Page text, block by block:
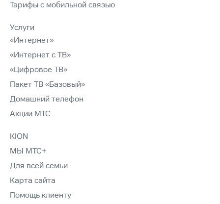
Тарифы с мобильной связью
Услуги
«Интернет»
«Интернет с ТВ»
«Цифровое ТВ»
Пакет ТВ «Базовый»
Домашний телефон
Акции МТС
KION
МЫ МТС+
Для всей семьи
Карта сайта
Помощь клиенту